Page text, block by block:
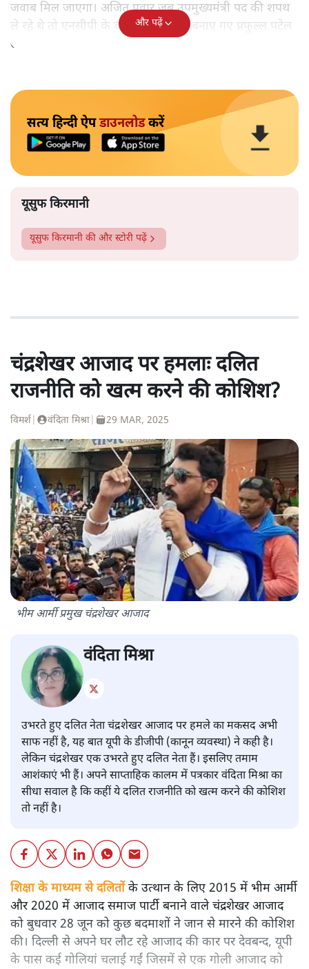
जवाब मिल जाएगा। अजित पवार जब उपमुख्यमंत्री पद की शपथ
ले रहे थे तो एनसीपी के कार्यकारी अध्यक्ष बनाए गए प्रफुल्ल पटेल
उस कार्यक्रम में राजभवन में मौजूद थे।
और पढ़ें
सत्य हिन्दी ऐपडाउनलोडकरें
यूसुफ किरमानी
यूसुफ किरमानी की और स्टोरी पढ़ें
चंद्रशेखर आजाद पर हमलाः दलित
राजनीति को खत्म करने की कोशिश?
विमर्श वंदिता मिश्रा 29 MAR, 2025
भीम आर्मी प्रमुख चंद्रशेखर आजाद
वंदिता मिश्रा
उभरते हुए दलित नेता चंद्रशेखर आजाद पर हमले का मकसद अभी
साफ नहीं है, यह बात यूपी के डीजीपी (कानून व्यवस्था) ने कही है।
लेकिन चंद्रशेखर एक उभरते हुए दलित नेता हैं। इसलिए तमाम
आशंकाएं भी हैं। अपने साप्ताहिक कालम में पत्रकार वंदिता मिश्रा का
सीधा सवाल है कि कहीं ये दलित राजनीति को खत्म करने की कोशिश
तो नहीं है।
शिक्षा के माध्यम से दलितोंके उत्थान के लिए 2015 में भीम आर्मी
और 2020 में आजाद समाज पार्टी बनाने वाले चंद्रशेखर आजाद
को बुधवार 28 जून को कुछ बदमाशों ने जान से मारने की कोशिश
की। दिल्ली से अपने घर लौट रहे आजाद की कार पर देवबन्द, यूपी
के पास कई गोलियां चलाई गईं जिसमें से एक गोली आजाद को